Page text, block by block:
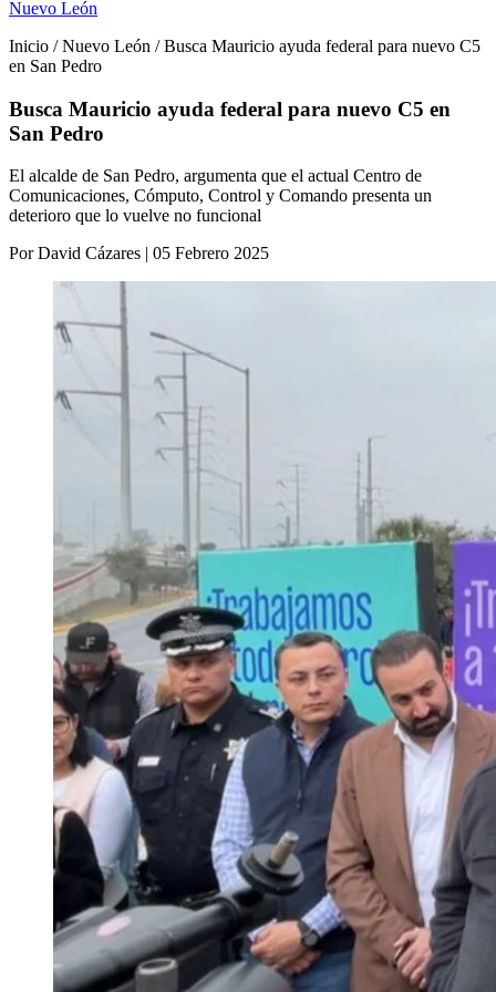
Nuevo León
Inicio / Nuevo León / Busca Mauricio ayuda federal para nuevo C5
en San Pedro
Busca Mauricio ayuda federal para nuevo C5 en
San Pedro
El alcalde de San Pedro, argumenta que el actual Centro de
Comunicaciones, Cómputo, Control y Comando presenta un
deterioro que lo vuelve no funcional
Por David Cázares | 05 Febrero 2025